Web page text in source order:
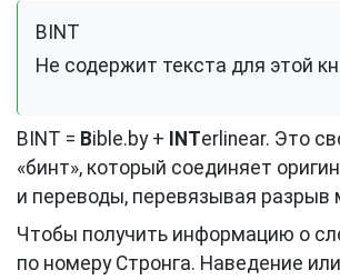
BINT
Не содержит текста для этой
BINT = Bible.by + INTerlinear. Это
«бинт», который соединяет
и переводы, перевязывая
Чтобы получить информацию о
по номеру Стронга. Наведение